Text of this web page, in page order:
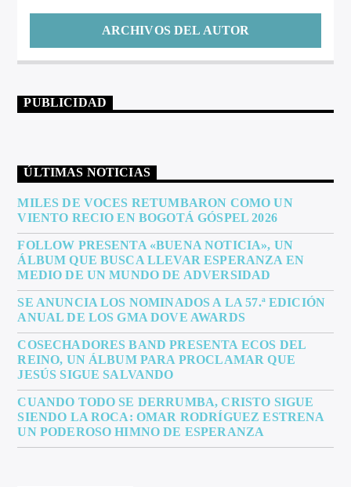
ARCHIVOS DEL AUTOR
PUBLICIDAD
ÚLTIMAS NOTICIAS
MILES DE VOCES RETUMBARON COMO UN
VIENTO RECIO EN BOGOTÁ GÓSPEL 2026
FOLLOW PRESENTA «BUENA NOTICIA», UN
ÁLBUM QUE BUSCA LLEVAR ESPERANZA EN
MEDIO DE UN MUNDO DE ADVERSIDAD
SE ANUNCIA LOS NOMINADOS A LA 57.ª EDICIÓN
ANUAL DE LOS GMA DOVE AWARDS
COSECHADORES BAND PRESENTA ECOS DEL
REINO, UN ÁLBUM PARA PROCLAMAR QUE
JESÚS SIGUE SALVANDO
CUANDO TODO SE DERRUMBA, CRISTO SIGUE
SIENDO LA ROCA: OMAR RODRÍGUEZ ESTRENA
UN PODEROSO HIMNO DE ESPERANZA